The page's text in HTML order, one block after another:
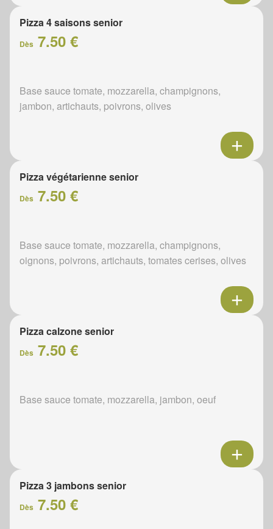
Pizza 4 saisons senior
Dès 7.50 €
Base sauce tomate, mozzarella, champignons,
jambon, artichauts, poivrons, olives
Pizza végétarienne senior
Dès 7.50 €
Base sauce tomate, mozzarella, champignons,
oignons, poivrons, artichauts, tomates cerises, olives
Pizza calzone senior
Dès 7.50 €
Base sauce tomate, mozzarella, jambon, oeuf
Pizza 3 jambons senior
Dès 7.50 €